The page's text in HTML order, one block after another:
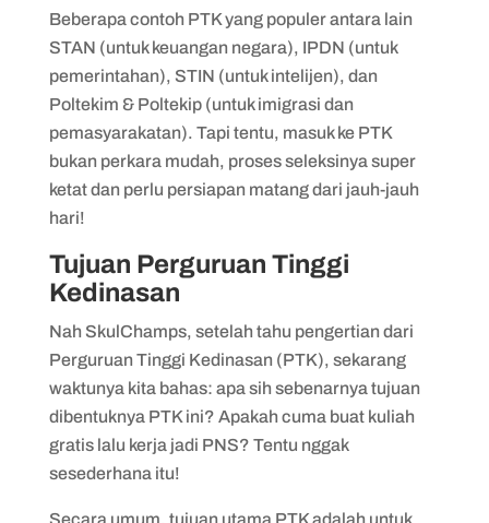
Beberapa contoh PTK yang populer antara lain
STAN (untuk keuangan negara), IPDN (untuk
pemerintahan), STIN (untuk intelijen), dan
Poltekim & Poltekip (untuk imigrasi dan
pemasyarakatan). Tapi tentu, masuk ke PTK
bukan perkara mudah, proses seleksinya super
ketat dan perlu persiapan matang dari jauh-jauh
hari!
Tujuan Perguruan Tinggi
Kedinasan
Nah SkulChamps, setelah tahu pengertian dari
Perguruan Tinggi Kedinasan (PTK), sekarang
waktunya kita bahas: apa sih sebenarnya tujuan
dibentuknya PTK ini? Apakah cuma buat kuliah
gratis lalu kerja jadi PNS? Tentu nggak
sesederhana itu!
Secara umum, tujuan utama PTK adalah untuk